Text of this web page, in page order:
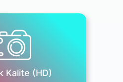
Kalite (HD)